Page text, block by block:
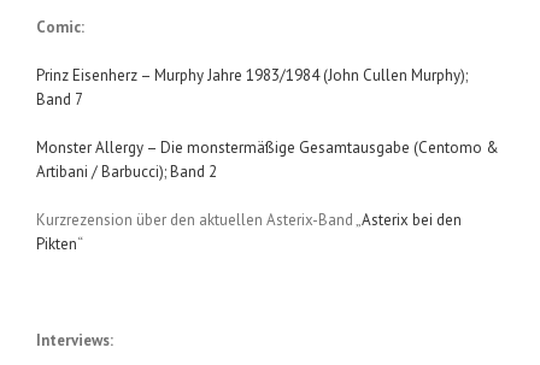
Comic:
Prinz Eisenherz – Murphy Jahre 1983/1984 (John Cullen Murphy);
Band 7
Monster Allergy – Die monstermäßige Gesamtausgabe (Centomo &
Artibani / Barbucci); Band 2
Kurzrezension über den aktuellen Asterix-Band „Asterix bei den
Pikten“
Interviews: